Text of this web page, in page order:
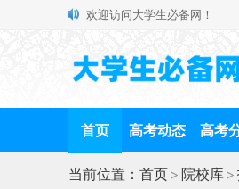
欢迎访问大学生必备网！
首页 高考动态 高考
当前位置： 首页> 院校库>